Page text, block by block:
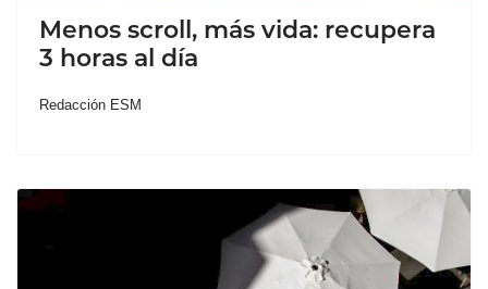
Menos scroll, más vida: recupera
3 horas al día
Redacción ESM